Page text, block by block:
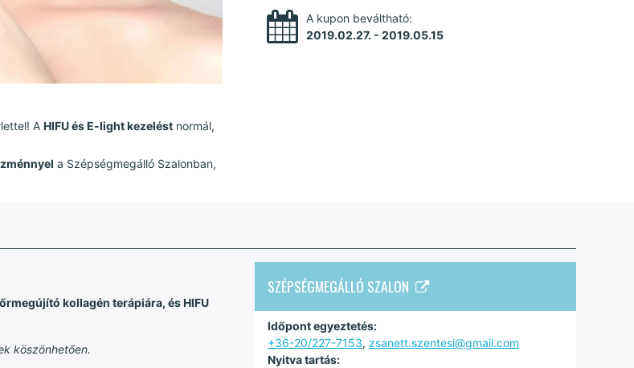
A HIFU és E-light kezelést normál,
a Szépségmegálló Szalonban,
A kupon beváltható:
2019.02.27. - 2019.05.15
kollagén terápiára, és HIFU
köszönhetően.
SZÉPSÉGMEGÁLLÓ SZALON
Időpont egyeztetés:
+36-20/227-7153, zsanett.szentesi@gmail.com
Nyitva tartás: